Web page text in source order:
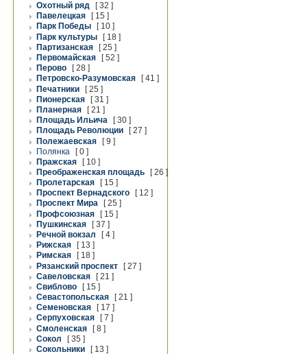
Охотный ряд
[ 32 ]
Павелецкая
[ 15 ]
Парк Победы
[ 10 ]
Парк культуры
[ 18 ]
Партизанская
[ 25 ]
Первомайская
[ 52 ]
Перово
[ 28 ]
Петровско-Разумовская
[ 41 ]
Печатники
[ 25 ]
Пионерская
[ 31 ]
Планерная
[ 21 ]
Площадь Ильича
[ 30 ]
Площадь Революции
[ 27 ]
Полежаевская
[ 9 ]
Полянка
[ 0 ]
Пражская
[ 10 ]
Преображенская площадь
[ 26 ]
Пролетарская
[ 15 ]
Проспект Вернадского
[ 12 ]
Проспект Мира
[ 25 ]
Профсоюзная
[ 15 ]
Пушкинская
[ 37 ]
Речной вокзал
[ 4 ]
Рижская
[ 13 ]
Римская
[ 18 ]
Рязанский проспект
[ 27 ]
Савеловская
[ 21 ]
Свиблово
[ 15 ]
Севастопольская
[ 21 ]
Семеновская
[ 17 ]
Серпуховская
[ 7 ]
Смоленская
[ 8 ]
Сокол
[ 35 ]
Сокольники
[ 13 ]